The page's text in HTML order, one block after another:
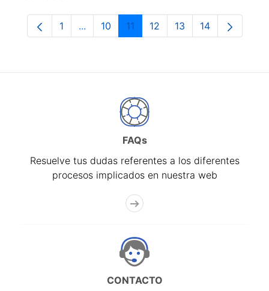
Página
1 ...Páginas intermedias Use TAB para
Página
10 Página
11 Página
12 Página
13 Página
14
FAQs
Resuelve tus dudas referentes a los diferentes
procesos implicados en nuestra web
CONTACTO